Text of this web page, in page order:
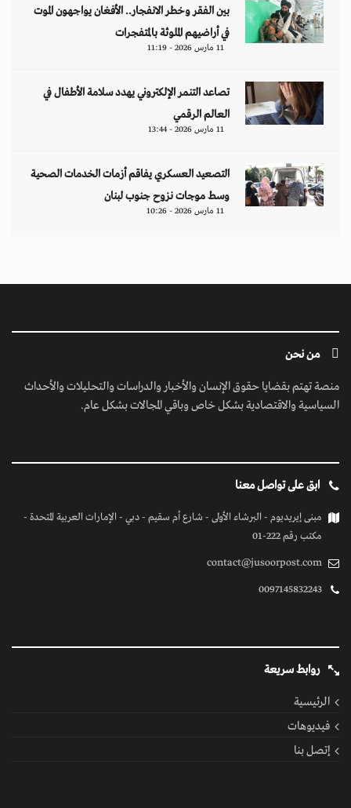
بين الفقر وخطر الانفجار.. الأفغان يواجهون الموت
في أراضيهم الملوثة بالمتفجرات
11 مارس 2026 - 11:19
تصاعد التنمر الإلكتروني يهدد سلامة الأطفال في
العالم الرقمي
11 مارس 2026 - 13:44
التصعيد العسكري يفاقم أزمات الخدمات الصحية
وسط موجات نزوح جنوب لبنان
11 مارس 2026 - 10:26
من نحن
منصة تهتم بقضايا حقوق الإنسان والأخبار والدراسات والتحليلات والأحداث
السياسية والاقتصادية بشكل خاص وباقي المجالات بشكل عام.
ابق على تواصل معنا
مبنى إيريديوم - البرشاء الأولى - شارع أم سقيم - دبي - الإمارات العربية المتحدة -
مكتب رقم 222-01
contact@jusoorpost.com
0097145832243
روابط سريعة
الرئيسية
فيديوهات
إتصل بنا